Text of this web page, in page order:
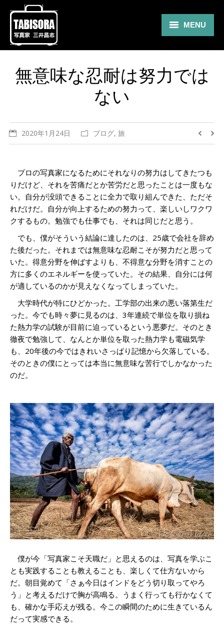
MENU
Gallery
Travel
About
Blog
Shop
Contact
無意味な忍耐は努力では
ない
2020年1月24日 ブログ, 旅
プロの写真家になるためにそれなりの努力はしてきたつも
りだけど、それを苦痛だとか苦労だと思ったことは一度もな
い。自分が没頭できることに全力で取り組んできた、ただそ
れだけだ。自分が向上するための努力って、楽しいしワクワ
クするもの。勉強でも仕事でも、それは同じだと思う。
でも、僕がそういう結論に達したのは、25歳で会社を辞め
た後だった。それまでは無意味な忍耐こそが努力だと思って
いた。得意分野を伸ばすよりも、不得意な分野を消すことの
方に多くのエネルギーを使っていた。その結果、自分には何
が適しているのかが見えなくなってしまっていた。
大学時代が特にひどかった。工学部の出来の悪い落第生だ
った。今でも時々夢に見るのは、3年連続で単位を取り損ね
た熱力学の試験が目前に迫っているという悪夢だ。そのとき
徹夜で勉強して、なんとか単位を取った熱力学も電磁気学
も、20年後の今ではきれいさっぱり記憶から欠落している。
そのときの僕にとっては本当に無意味な苦行でしかなかった
のだ。
僕が今「写真家こそ天職だ」と思えるのは、写真を学ぶこ
とも実践することも教えることも、楽しくて仕方ないから
だ。朝目覚めて「さぁ今日はインドをどう切り取ってやろ
う」と考えるだけで胸が高鳴る。うまく行っても行かなくて
も、確かな手応えが残る。今この瞬間のために生きているん
だって実感できる。